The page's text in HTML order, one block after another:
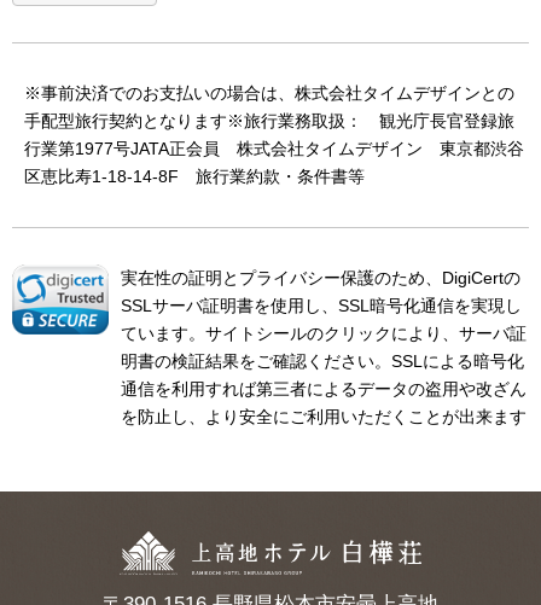
※事前決済でのお支払いの場合は、株式会社タイムデザインとの
手配型旅行契約となります※旅行業務取扱： 観光庁長官登録旅
行業第1977号JATA正会員 株式会社タイムデザイン 東京都渋谷
区恵比寿1-18-14-8F 旅行業約款・条件書等
実在性の証明とプライバシー保護のため、DigiCertの
SSLサーバ証明書を使用し、SSL暗号化通信を実現し
ています。サイトシールのクリックにより、サーバ証
明書の検証結果をご確認ください。SSLによる暗号化
通信を利用すれば第三者によるデータの盗用や改ざん
を防止し、より安全にご利用いただくことが出来ます